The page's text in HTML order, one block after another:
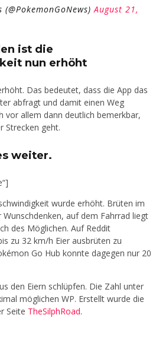
(@PokemonGoNews)August 21,
ist die
nun erhöht
Das bedeutet, dass die App das
abfragt und damit einen Weg
vor allem dann deutlich bemerkbar,
Strecken geht.
weiter.
wurde erhöht. Brüten im
auf dem Fahrrad liegt
des Möglichen. Auf Reddit
zu 32 km/h Eier ausbrüten zu
Go Hub konnte dagegen nur 20
den Eiern schlüpfen. Die Zahl unter
möglichen WP. Erstellt wurde die
Seite TheSilphRoad.